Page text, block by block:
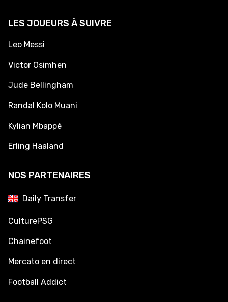
LES JOUEURS À SUIVRE
Leo Messi
Victor Osimhen
Jude Bellingham
Randal Kolo Muani
Kylian Mbappé
Erling Haaland
NOS PARTENAIRES
Daily Transfer
CulturePSG
Chainefoot
Mercato en direct
Football Addict